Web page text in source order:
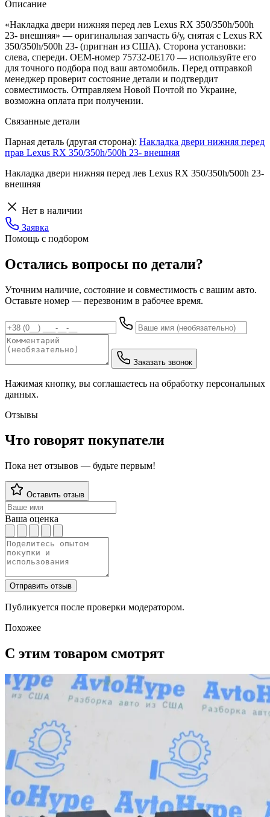
Описание
«Накладка двери нижняя перед лев Lexus RX 350/350h/500h
23- внешняя» — оригинальная запчасть б/у, снятая с Lexus RX
350/350h/500h 23- (пригнан из США). Сторона установки:
слева, спереди. OEM-номер 75732-0E170 — используйте его
для точного подбора под ваш автомобиль. Перед отправкой
менеджер проверит состояние детали и подтвердит
совместимость. Отправляем Новой Почтой по Украине,
возможна оплата при получении.
Связанные детали
Парная деталь (другая сторона): Накладка двери нижняя перед
прав Lexus RX 350/350h/500h 23- внешняя
Накладка двери нижняя перед лев Lexus RX 350/350h/500h 23-
внешняя
Нет в наличии
Заявка
Помощь с подбором
Остались вопросы по детали?
Уточним наличие, состояние и совместимость с вашим авто.
Оставьте номер — перезвоним в рабочее время.
Заказать звонок
Нажимая кнопку, вы соглашаетесь на обработку персональных
данных.
Отзывы
Что говорят покупатели
Пока нет отзывов — будьте первым!
Оставить отзыв
Ваша оценка
Отправить отзыв
Публикуется после проверки модератором.
Похожее
С этим товаром смотрят